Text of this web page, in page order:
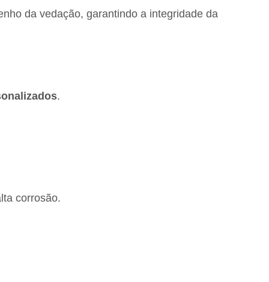
da vedação, garantindo a integridade da
.
corrosão.